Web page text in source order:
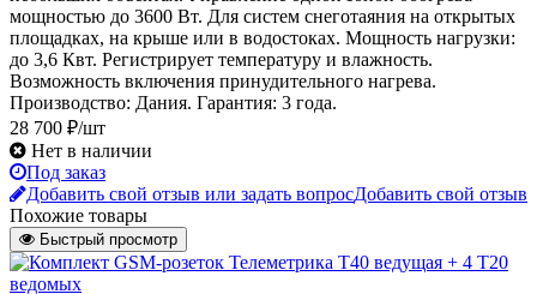
мощностью до 3600 Вт. Для систем снеготаяния на открытых
площадках, на крыше или в водостоках. Мощность нагрузки:
до 3,6 Квт. Регистрирует температуру и влажность.
Возможность включения принудительного нагрева.
Производство: Дания. Гарантия: 3 года.
28 700 ₽/шт
Нет в наличии
Под заказ
Добавить свой отзыв или задать вопросДобавить свой отзыв
Похожие товары
Быстрый просмотр